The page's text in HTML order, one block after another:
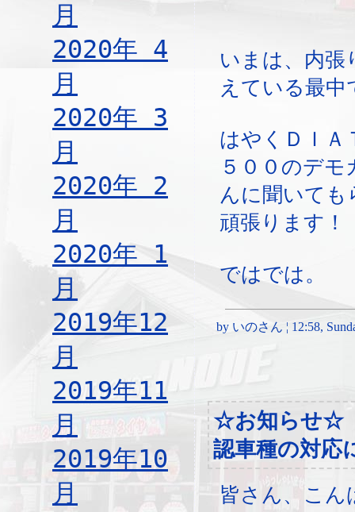
月
2020年 4
月
2020年 3
月
2020年 2
月
2020年 1
月
2019年12
月
2019年11
月
2019年10
月
いまは、内張
えている最中
はやくＤＩＡ
５００のデ
んに聞いて
頑張ります！
ではでは。
by いのさん ¦ 12:58,
☆お知らせ☆
認車種の対応
皆さん、こん